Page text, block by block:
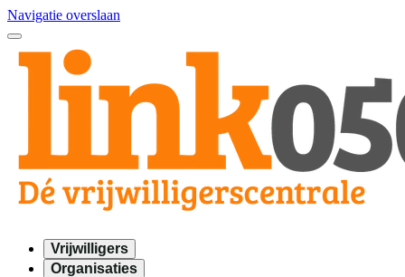
Navigatie overslaan
Vrijwilligers
Organisaties